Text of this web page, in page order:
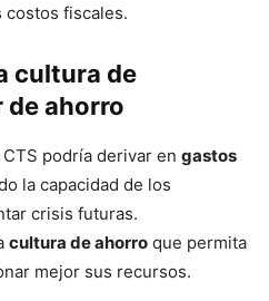
costos fiscales.
cultura de
de ahorro
podría derivar en gastos
la capacidad de los
crisis futuras.
cultura de ahorro que permita
mejor sus recursos.